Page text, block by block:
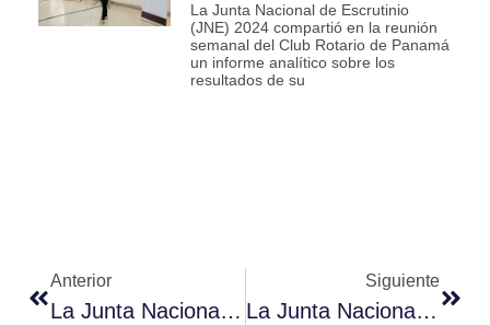
La Junta Nacional de Escrutinio
(JNE) 2024 compartió en la reunión
semanal del Club Rotario de Panamá
un informe analítico sobre los
resultados de su
Anterior
La Junta Nacional De Escrutinio Se Reúne Con Los Trabajadores Del Canal De Panamá Del Pacífico
Siguiente
La Junta Nacional De Escrutinio Sostuvo Encuentro Con El Consejo Editorial De TVN Media